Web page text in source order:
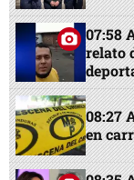
07:58
relato
08:27
en